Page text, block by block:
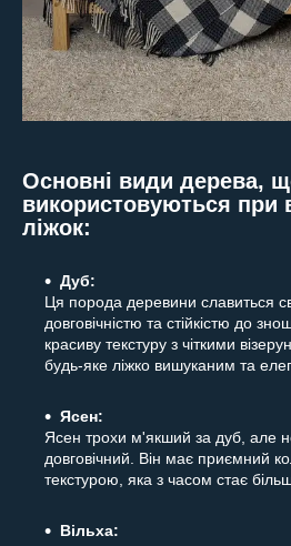
Основні види дерева,
використовуються при
ліжок:
Дуб:
Ця порода деревини славиться
довговічністю та стійкістю до
красиву текстуру з чіткими
будь-яке ліжко вишуканим та
Ясен:
Ясен трохи м'якший за дуб, але
довговічний. Він має приємний
текстурою, яка з часом стає
Вільха: